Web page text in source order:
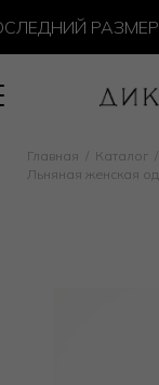
РАЗМЕР•
Главная Каталог
Льняная женская